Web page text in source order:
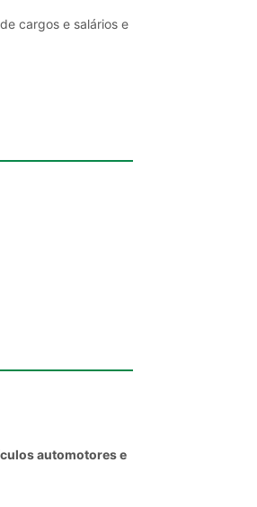
cargos e salários e
automotores e